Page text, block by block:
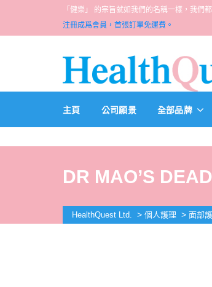
「健樂」 的宗旨就如我們的名稱一樣，我
注冊成爲會員，首張訂單免運費。
主頁 公司願景 全部品牌
DR MAO’S
HealthQuest Ltd. > 個人護理 > 面部